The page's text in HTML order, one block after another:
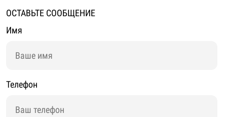
ОСТАВЬТЕ СООБЩЕНИЕ
Имя
Телефон